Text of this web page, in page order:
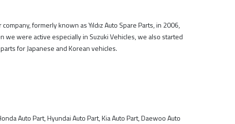
formerly known as Yıldız Auto Spare Parts, in 2006,
were active especially in Suzuki Vehicles, we also started
for Japanese and Korean vehicles.
Auto Part, Hyundai Auto Part, Kia Auto Part, Daewoo Auto